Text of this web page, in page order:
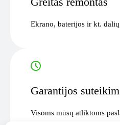
Ekrano, baterijos ir kt.
Garantijos
Visoms mūsų atliktoms